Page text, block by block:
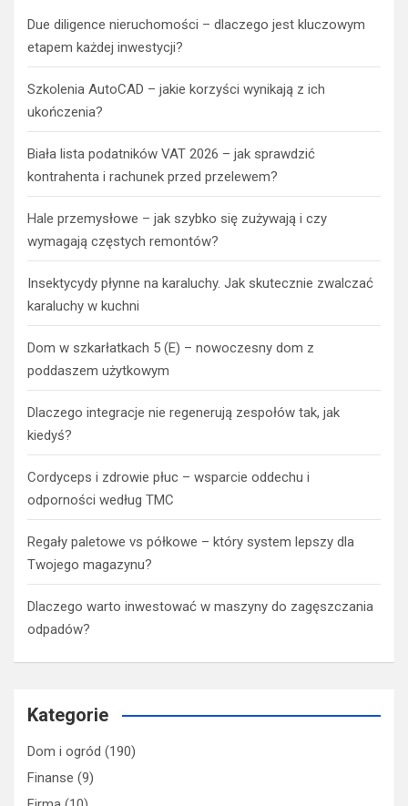
Due diligence nieruchomości – dlaczego jest kluczowym
etapem każdej inwestycji?
Szkolenia AutoCAD – jakie korzyści wynikają z ich
ukończenia?
Biała lista podatników VAT 2026 – jak sprawdzić
kontrahenta i rachunek przed przelewem?
Hale przemysłowe – jak szybko się zużywają i czy
wymagają częstych remontów?
Insektycydy płynne na karaluchy. Jak skutecznie zwalczać
karaluchy w kuchni
Dom w szkarłatkach 5 (E) – nowoczesny dom z
poddaszem użytkowym
Dlaczego integracje nie regenerują zespołów tak, jak
kiedyś?
Cordyceps i zdrowie płuc – wsparcie oddechu i
odporności według TMC
Regały paletowe vs półkowe – który system lepszy dla
Twojego magazynu?
Dlaczego warto inwestować w maszyny do zagęszczania
odpadów?
Kategorie
Dom i ogród (190)
Finanse (9)